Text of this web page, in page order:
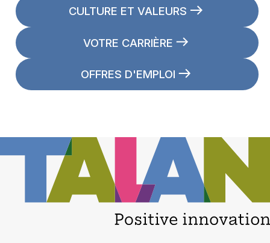
CULTURE ET VALEURS
VOTRE CARRIÈRE
OFFRES D'EMPLOI